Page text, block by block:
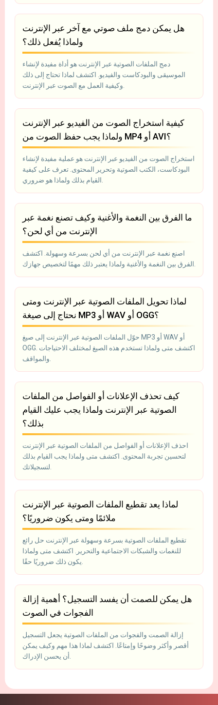
هل يمكن دمج ملف صوتي مع آخر عبر الإنترنت
ولماذا يُفعل ذلك؟
دمج الملفات الصوتية عبر الإنترنت هو أداة مفيدة لإنشاء
الموسيقى والبودكاست والفيديو. اكتشف لماذا تحتاج إلى ذلك
كيفية استخراج الصوت من الفيديو عبر الإنترنت
ولماذا يجب حفظ الصوت من MP4 أو AVI؟
استخراج الصوت من الفيديو عبر الإنترنت هو عملية مفيدة لإنشاء
البودكاست، الكتب الصوتية وتحرير المحتوى. تعرف على كيفية
ما الفرق بين النغمة والأغنية وكيف تصنع نغمة عبر
الإنترنت من أي لحن؟
اصنع نغمة عبر الإنترنت من أي لحن بسرعة وسهولة. اكتشف
لماذا تحويل الملفات الصوتية عبر الإنترنت ومتى
نحتاج إلى صيغة MP3 أو WAV أو OGG؟
حوّل الملفات الصوتية عبر الإنترنت إلى صيغ MP3 أو WAV أو
OGG. اكتشف متى ولماذا تستخدم هذه الصيغ لمختلف الاحتياجات
كيف تحذف الإعلانات أو الفواصل من الملفات
الصوتية عبر الإنترنت ولماذا يجب عليك القيام
بذلك؟
احذف الإعلانات أو الفواصل من الملفات الصوتية عبر الإنترنت
لتحسين تجربة المحتوى. اكتشف متى ولماذا يجب القيام بذلك
لماذا يعد تقطيع الملفات الصوتية عبر الإنترنت
ملائمًا ومتى يكون ضروريًا؟
تقطيع الملفات الصوتية بسرعة وسهولة عبر الإنترنت حل رائع
للنغمات والشبكات الاجتماعية والتحرير. اكتشف متى ولماذا
هل يمكن للصمت أن يفسد التسجيل؟ أهمية إزالة
الفجوات في الصوت
إزالة الصمت والفجوات من الملفات الصوتية يجعل التسجيل
أقصر وأكثر وضوحًا وإمتاعًا. اكتشف لماذا هذا مهم وكيف يمكن